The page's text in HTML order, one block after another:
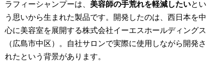
ラフィーシャンプーは、 美容師の手荒れを軽減したいとい
う思いから生まれた製品です。開発したのは、西日本を中
心に美容室を展開する株式会社イーエスホールディングス
（広島市中区）。自社サロンで実際に使用しながら開発さ
れたという背景があります。